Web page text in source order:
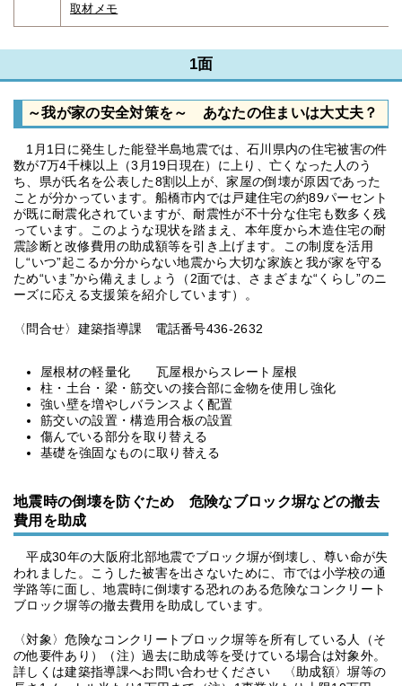
取材メモ
1面
～我が家の安全対策を～ あなたの住まいは大丈夫？
1月1日に発生した能登半島地震では、石川県内の住宅被害の件
数が7万4千棟以上（3月19日現在）に上り、亡くなった人のう
ち、県が氏名を公表した8割以上が、家屋の倒壊が原因であった
ことが分かっています。船橋市内では戸建住宅の約89パーセント
が既に耐震化されていますが、耐震性が不十分な住宅も数多く残
っています。このような現状を踏まえ、本年度から木造住宅の耐
震診断と改修費用の助成額等を引き上げます。この制度を活用
し“いつ”起こるか分からない地震から大切な家族と我が家を守る
ため“いま”から備えましょう（2面では、さまざまな“くらし”のニ
ーズに応える支援策を紹介しています）。
〈問合せ〉建築指導課 電話番号436-2632
屋根材の軽量化 瓦屋根からスレート屋根
柱・土台・梁・筋交いの接合部に金物を使用し強化
強い壁を増やしバランスよく配置
筋交いの設置・構造用合板の設置
傷んでいる部分を取り替える
基礎を強固なものに取り替える
地震時の倒壊を防ぐため 危険なブロック塀などの撤去
費用を助成
平成30年の大阪府北部地震でブロック塀が倒壊し、尊い命が失
われました。こうした被害を出さないために、市では小学校の通
学路等に面し、地震時に倒壊する恐れのある危険なコンクリート
ブロック塀等の撤去費用を助成しています。
〈対象〉危険なコンクリートブロック塀等を所有している人（そ
の他要件あり）（注）過去に助成等を受けている場合は対象外。
詳しくは建築指導課へお問い合わせください 〈助成額〉塀等の